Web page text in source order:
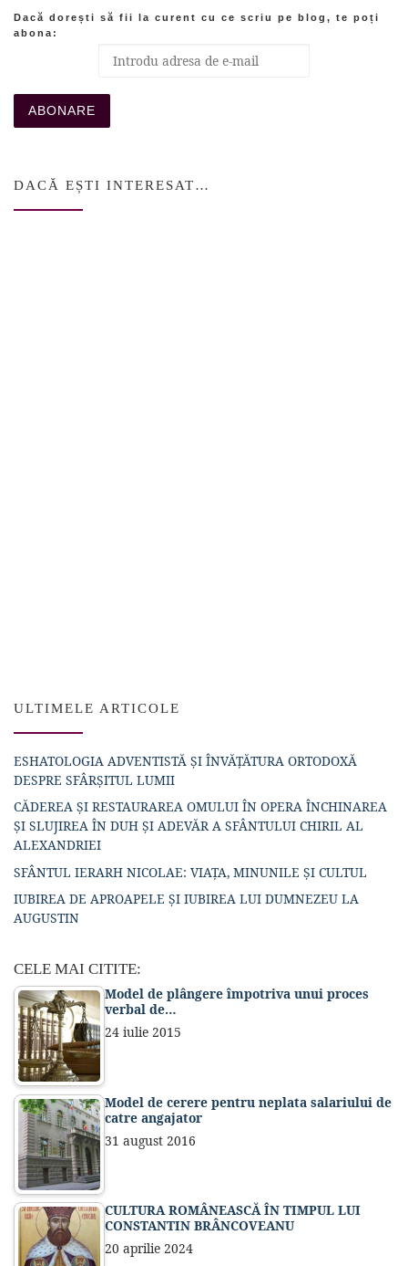
Dacă dorești să fii la curent cu ce scriu pe blog, te poți
abona:
DACĂ EȘTI INTERESAT…
ULTIMELE ARTICOLE
ESHATOLOGIA ADVENTISTĂ ȘI ÎNVĂȚĂTURA ORTODOXĂ
DESPRE SFÂRȘITUL LUMII
CĂDEREA ȘI RESTAURAREA OMULUI ÎN OPERA ÎNCHINAREA
ȘI SLUJIREA ÎN DUH ȘI ADEVĂR A SFÂNTULUI CHIRIL AL
ALEXANDRIEI
SFÂNTUL IERARH NICOLAE: VIAȚA, MINUNILE ȘI CULTUL
IUBIREA DE APROAPELE ȘI IUBIREA LUI DUMNEZEU LA
AUGUSTIN
CELE MAI CITITE:
Model de plângere împotriva unui proces
verbal de…
24 iulie 2015
Model de cerere pentru neplata salariului de
catre angajator
31 august 2016
CULTURA ROMÂNEASCĂ ÎN TIMPUL LUI
CONSTANTIN BRÂNCOVEANU
20 aprilie 2024